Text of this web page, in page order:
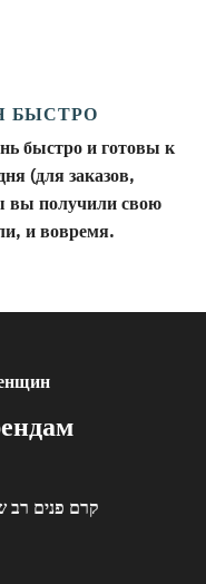
БЫСТРО
быстро и готовы к
(для заказов,
вы получили свою
и вовремя.